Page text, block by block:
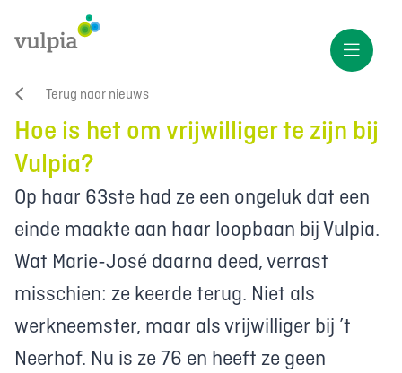
Terug naar nieuws
Hoe is het om vrijwilliger te zijn bij
Vulpia?
Op haar 63ste had ze een ongeluk dat een
einde maakte aan haar loopbaan bij Vulpia.
Wat Marie-José daarna deed, verrast
misschien: ze keerde terug. Niet als
werkneemster, maar als vrijwilliger bij ’t
Neerhof. Nu is ze 76 en heeft ze geen